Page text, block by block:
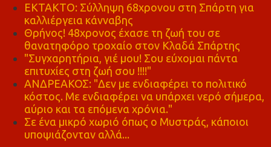
ΕΚΤΑΚΤΟ: Σύλληψη 68χρονου στη Σπάρτη για
καλλιέργεια κάνναβης
Θρήνος! 48χρονος έχασε τη ζωή του σε
θανατηφόρο τροχαίο στον Κλαδά Σπάρτης
"Συγχαρητήρια, γιέ μου! Σου εύχομαι πάντα
επιτυχίες στη ζωή σου !!!!"
ΑΝΔΡΕΑΚΟΣ: "Δεν με ενδιαφέρει το πολιτικό
κόστος. Με ενδιαφέρει να υπάρχει νερό σήμερα,
αύριο και τα επόμενα χρόνια."
Σε ένα μικρό χωριό όπως ο Μυστράς, κάποιοι
υποψιάζονταν αλλά...